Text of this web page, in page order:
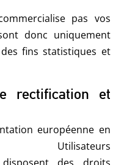
pas vos
donc uniquement
fins statistiques et
rectification et
européenne en